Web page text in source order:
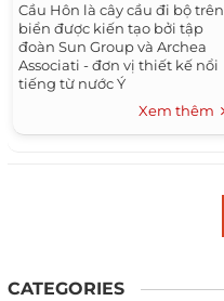
Cầu Hôn là cây cầu đi bộ trên
biển được kiến tạo bởi tập
đoàn Sun Group và Archea
Associati - đơn vị thiết kế nổi
tiếng từ nước Ý
Xem thêm
CATEGORIES